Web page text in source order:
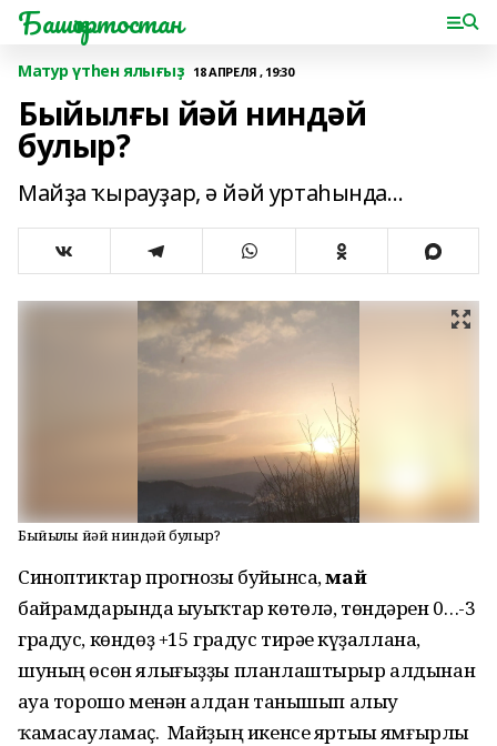
Башҡортостан
Матур үтһен ялығыҙ 18 АПРЕЛЯ , 19:30
Быйылғы йәй ниндәй
булыр?
Майҙа ҡырауҙар, ә йәй уртаһында…
Быйылғы йәй ниндәй булыр?
Синоптиктар прогнозы буйынса,май
байрамдарында һыуыҡтар көтөлә, төндәрен 0…-3
градус, көндөҙ +15 градус тирәһе күҙаллана,
шуның өсөн ялығыҙҙы планлаштырыр алдынан
һауа торошо менән алдан танышып алыу
ҡамасауламаҫ. Майҙың икенсе яртыһы ямғырлы